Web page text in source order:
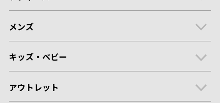
メンズ
キッズ・ベビー
アウトレット